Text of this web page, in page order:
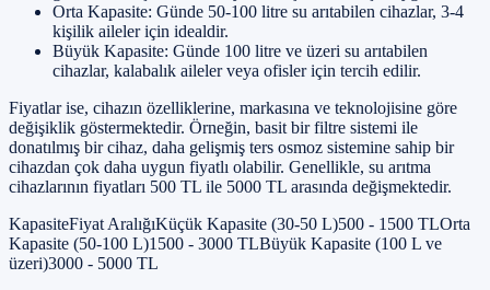
Orta Kapasite: Günde 50-100 litre su arıtabilen cihazlar, 3-4
kişilik aileler için idealdir.
Büyük Kapasite: Günde 100 litre ve üzeri su arıtabilen
cihazlar, kalabalık aileler veya ofisler için tercih edilir.
Fiyatlar ise, cihazın özelliklerine, markasına ve teknolojisine göre
değişiklik göstermektedir. Örneğin, basit bir filtre sistemi ile
donatılmış bir cihaz, daha gelişmiş ters osmoz sistemine sahip bir
cihazdan çok daha uygun fiyatlı olabilir. Genellikle, su arıtma
cihazlarının fiyatları 500 TL ile 5000 TL arasında değişmektedir.
KapasiteFiyat AralığıKüçük Kapasite (30-50 L)500 - 1500 TLOrta
Kapasite (50-100 L)1500 - 3000 TLBüyük Kapasite (100 L ve
üzeri)3000 - 5000 TL